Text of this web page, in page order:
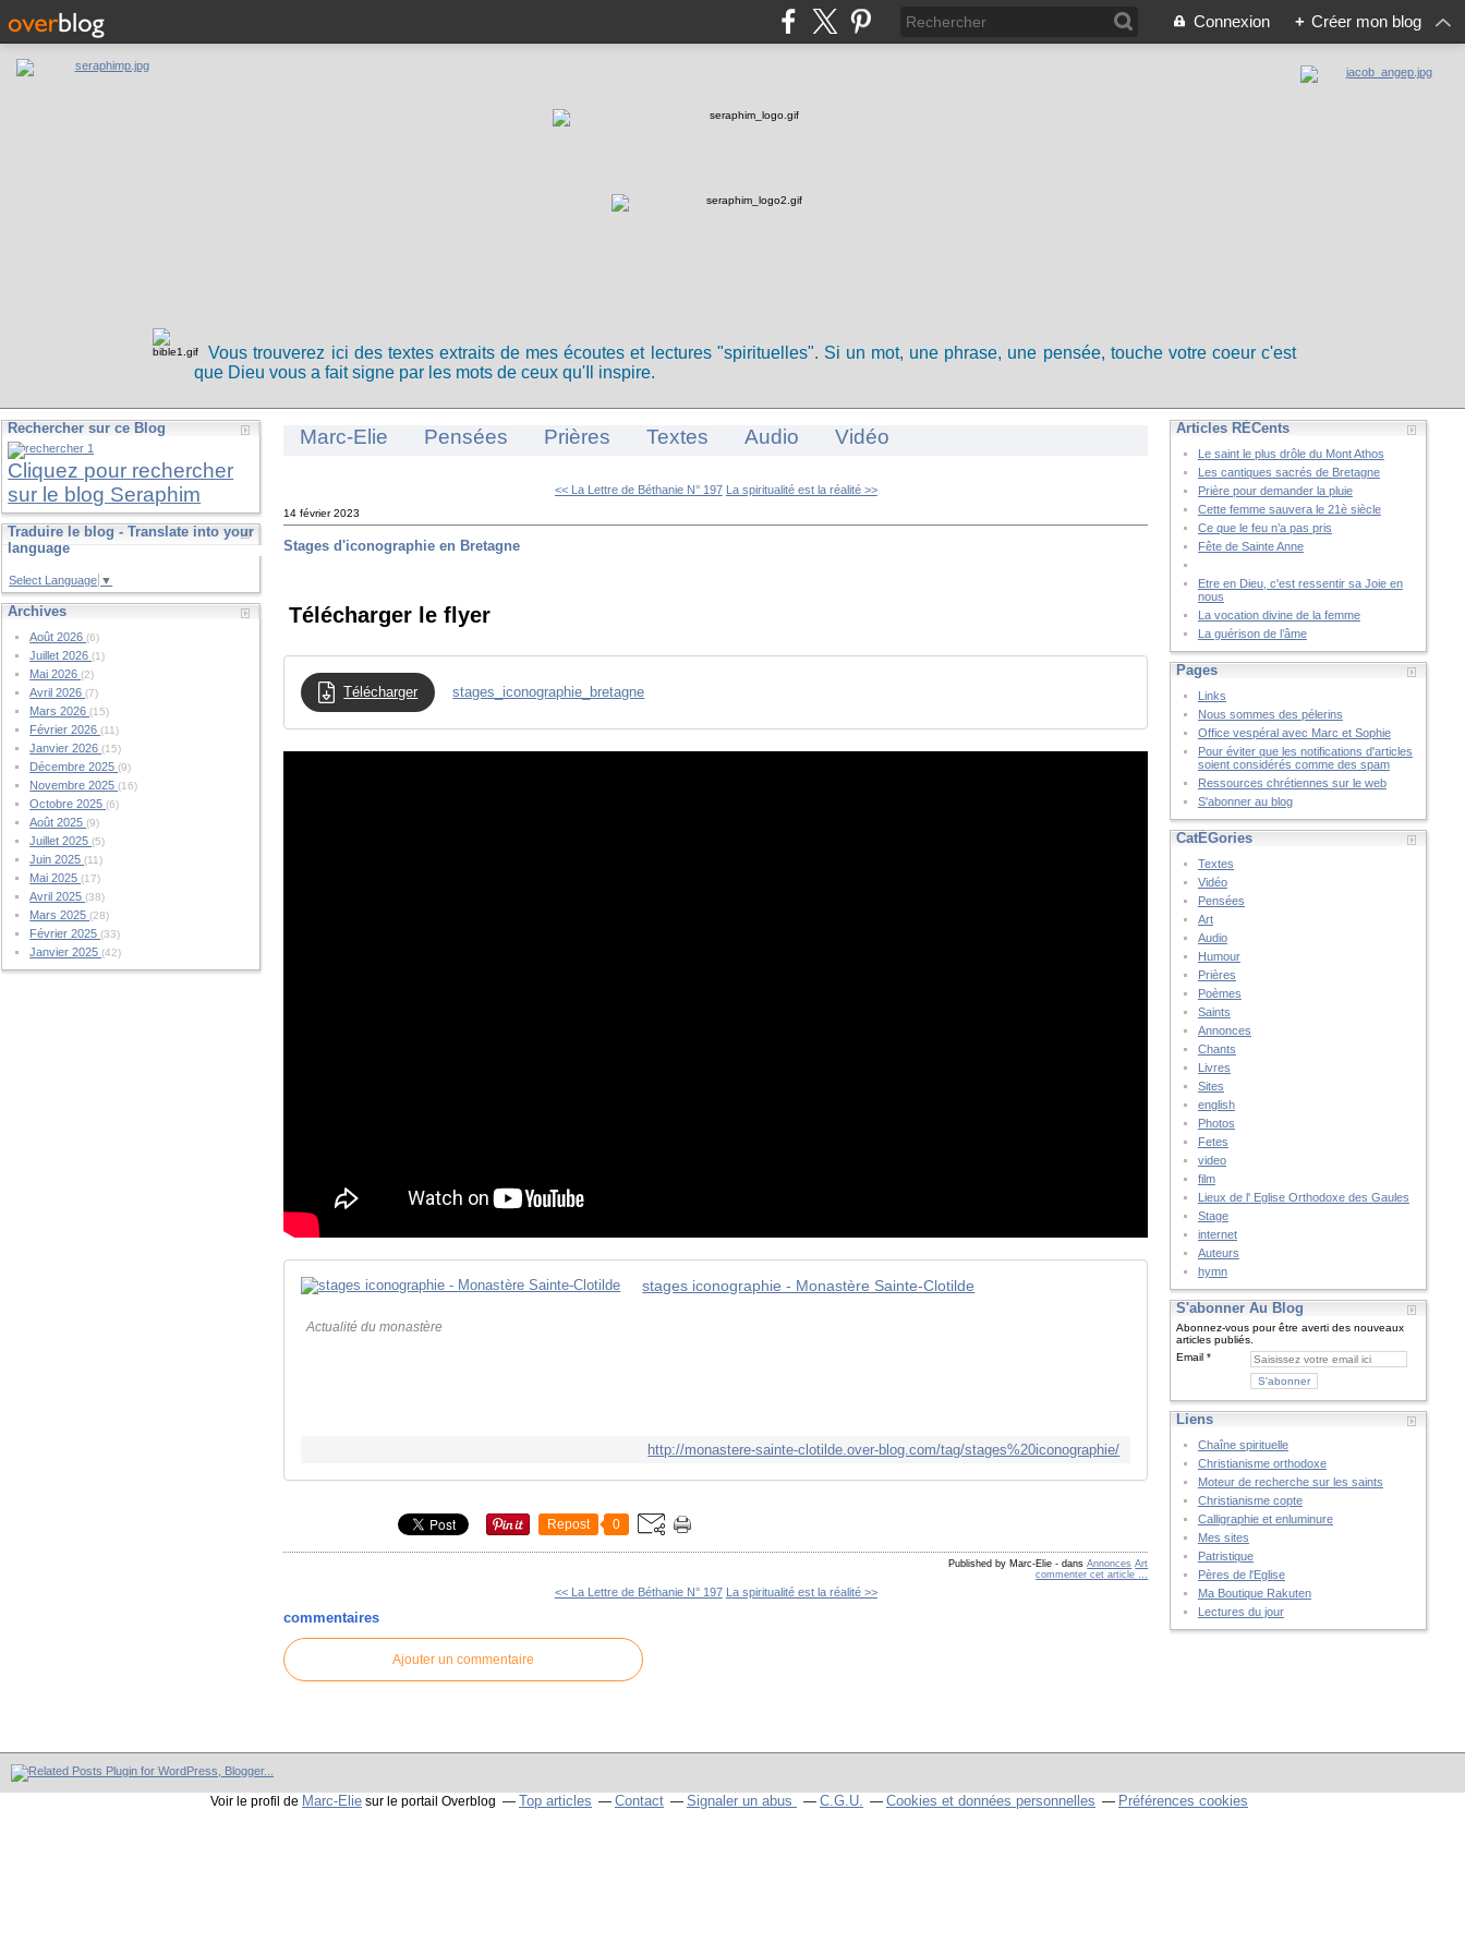
Connexion + Créer mon blog
Vous trouverez ici des textes extraits de mes écoutes et lectures "spirituelles". Si un mot, une phrase, une pensée, touche votre coeur c'est
que Dieu vous a fait signe par les mots de ceux qu'Il inspire.
Rechercher sur ce Blog
Cliquez pour rechercher
sur le blog Seraphim
Traduire le blog - Translate into your
language
Select Language ▼
Archives
Août 2026(6)
Juillet 2026(1)
Mai 2026(2)
Avril 2026(7)
Mars 2026(15)
Février 2026(11)
Janvier 2026(15)
Décembre 2025(9)
Novembre 2025(16)
Octobre 2025(6)
Août 2025(9)
Juillet 2025(5)
Juin 2025(11)
Mai 2025(17)
Avril 2025(38)
Mars 2025(28)
Février 2025(33)
Janvier 2025(42)
Marc-Elie Pensées Prières Textes Audio Vidéo
<< La Lettre de Béthanie N° 197 La spiritualité est la réalité >>
14 février 2023
Stages d'iconographie en Bretagne
Télécharger le flyer
Télécharger stages_iconographie_bretagne
stages iconographie - Monastère Sainte-Clotilde
Actualité du monastère
http://monastere-sainte-clotilde.over-blog.com/tag/stages%20iconographie/
Repost 0
Published by Marc-Elie - dansAnnonces Art
commenter cet article
<< La Lettre de Béthanie N° 197 La spiritualité est la réalité >>
commentaires
Ajouter un commentaire
Articles RÉCents
Le saint le plus drôle du Mont Athos
Les cantiques sacrés de Bretagne
Prière pour demander la pluie
Cette femme sauvera le 21è siècle
Ce que le feu n’a pas pris
Fête de Sainte Anne
Etre en Dieu, c'est ressentir sa Joie en
nous
La vocation divine de la femme
La guérison de l’âme
Pages
Links
Nous sommes des pélerins
Office vespéral avec Marc et Sophie
Pour éviter que les notifications d'articles
soient considérés comme des spam
Ressources chrétiennes sur le web
S'abonner au blog
CatÉGories
Textes
Vidéo
Pensées
Art
Audio
Humour
Prières
Poèmes
Saints
Annonces
Chants
Livres
Sites
english
Photos
Fetes
video
film
Lieux de l' Eglise Orthodoxe des Gaules
Stage
internet
Auteurs
hymn
S'abonner Au Blog
Abonnez-vous pour être averti des nouveaux
articles publiés.
Email
Liens
Chaîne spirituelle
Christianisme orthodoxe
Moteur de recherche sur les saints
Christianisme copte
Calligraphie et enluminure
Mes sites
Patristique
Pères de l'Eglise
Ma Boutique Rakuten
Lectures du jour
Voir le profil de Marc-Elie sur le portail Overblog Top articles Contact Signaler un abus C.G.U. Cookies et données personnelles Préférences cookies